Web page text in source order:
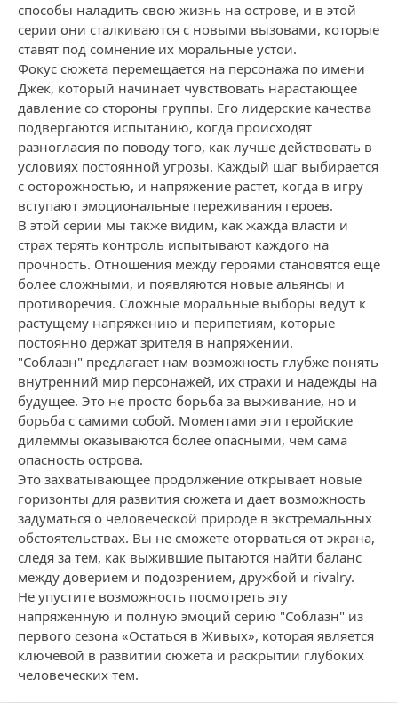
способы наладить свою жизнь на острове, и в этой
серии они сталкиваются с новыми вызовами, которые
ставят под сомнение их моральные устои.
Фокус сюжета перемещается на персонажа по имени
Джек, который начинает чувствовать нарастающее
давление со стороны группы. Его лидерские качества
подвергаются испытанию, когда происходят
разногласия по поводу того, как лучше действовать в
условиях постоянной угрозы. Каждый шаг выбирается
с осторожностью, и напряжение растет, когда в игру
вступают эмоциональные переживания героев.
В этой серии мы также видим, как жажда власти и
страх терять контроль испытывают каждого на
прочность. Отношения между героями становятся еще
более сложными, и появляются новые альянсы и
противоречия. Сложные моральные выборы ведут к
растущему напряжению и перипетиям, которые
постоянно держат зрителя в напряжении.
"Соблазн" предлагает нам возможность глубже понять
внутренний мир персонажей, их страхи и надежды на
будущее. Это не просто борьба за выживание, но и
борьба с самими собой. Моментами эти геройские
дилеммы оказываются более опасными, чем сама
опасность острова.
Это захватывающее продолжение открывает новые
горизонты для развития сюжета и дает возможность
задуматься о человеческой природе в экстремальных
обстоятельствах. Вы не сможете оторваться от экрана,
следя за тем, как выжившие пытаются найти баланс
между доверием и подозрением, дружбой и rivalry.
Не упустите возможность посмотреть эту
напряженную и полную эмоций серию "Соблазн" из
первого сезона «Остаться в Живых», которая является
ключевой в развитии сюжета и раскрытии глубоких
человеческих тем.